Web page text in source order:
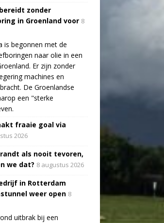
zonder
in Groenland voor 8
is begonnen met de
naar olie in een
Er zijn zonder
machines en
De Groenlandse
een "sterke
fraaie goal via
2026
als nooit tevoren,
we dat? 8 augustus 2026
in Rotterdam
weer open 8
uitbrak bij een